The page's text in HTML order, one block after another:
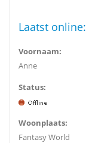
Laatst online:
Voornaam:
Anne
Status:
Woonplaats:
Fantasy World